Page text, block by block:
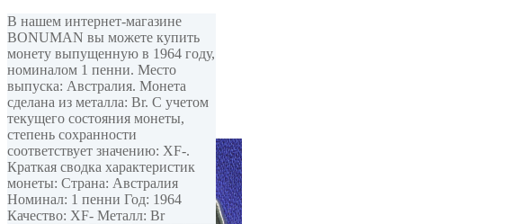
В нашем интернет-магазине
BONUMAN вы можете купить
монету выпущенную в 1964 году,
номиналом 1 пенни. Место
выпуска: Австралия. Монета
сделана из металла: Br. С учетом
текущего состояния монеты,
степень сохранности
соответствует значению: XF-.
Краткая сводка характеристик
монеты: Страна: Австралия
Номинал: 1 пенни Год: 1964
Качество: XF- Металл: Br